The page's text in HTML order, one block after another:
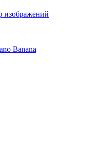
изображений
Banana